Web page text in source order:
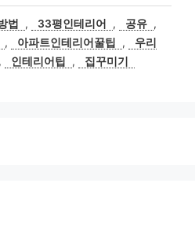
법 , 33평인테리어 , 공유 ,
, 아파트인테리어꿀팁 ,
우리
, 인테리어팁 , 집꾸미기